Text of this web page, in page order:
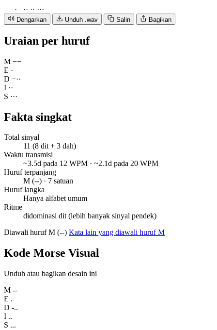
−− · −·· ·· ···
Dengarkan Unduh .wav Salin Bagikan
Uraian per huruf
M −−
E ·
D −··
I ··
S ···
Fakta singkat
Total sinyal
11 (8 dit + 3 dah)
Waktu transmisi
~3.5d pada 12 WPM · ~2.1d pada 20 WPM
Huruf terpanjang
M (--) · 7 satuan
Huruf langka
Hanya alfabet umum
Ritme
didominasi dit (lebih banyak sinyal pendek)
Diawali huruf M (--) Kata lain yang diawali huruf M
Kode Morse Visual
Unduh atau bagikan desain ini
M --
E .
D -..
I ..
S ...